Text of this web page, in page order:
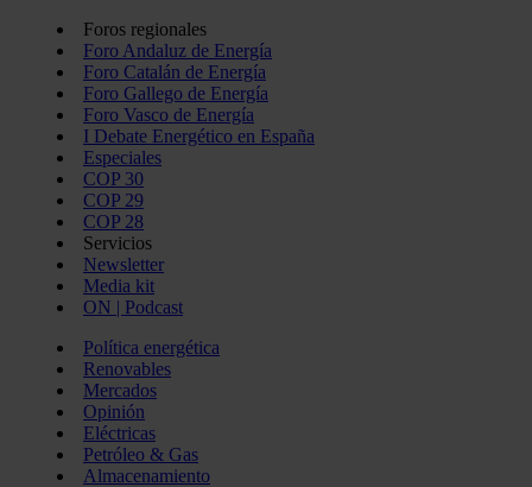
Foros regionales
Foro Andaluz de Energía
Foro Catalán de Energía
Foro Gallego de Energía
Foro Vasco de Energía
I Debate Energético en España
Especiales
COP 30
COP 29
COP 28
Servicios
Newsletter
Media kit
ON | Podcast
Política energética
Renovables
Mercados
Opinión
Eléctricas
Petróleo & Gas
Almacenamiento